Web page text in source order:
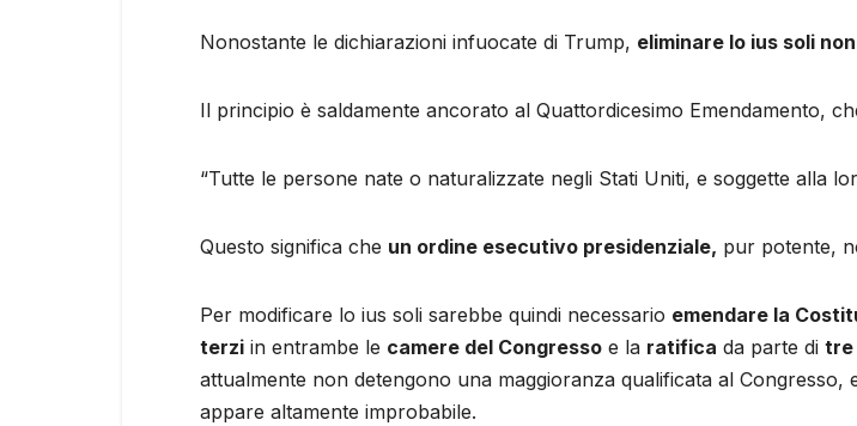
Nonostante le dichiarazioni infuocate di Trump, eliminare lo ius soli
Il principio è saldamente ancorato al Quattordicesimo Emendamento,
“Tutte le persone nate o naturalizzate negli Stati Uniti, e soggette alla
Questo significa che un ordine esecutivo presidenziale, pur potente,
Per modificare lo ius soli sarebbe quindi necessario emendare la
terzi in entrambe le camere del Congresso e la ratifica da parte di tre
attualmente non detengono una maggioranza qualificata al Congresso,
appare altamente improbabile.